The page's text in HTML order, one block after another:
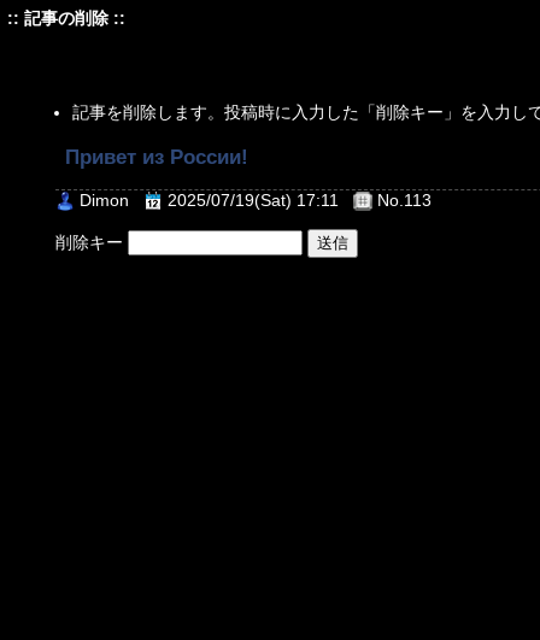
:: 記事の削除 ::
記事を削除します。投稿時に入力した「削除キー」を入力し
Привет из России!
Dimon 2025/07/19(Sat) 17:11 No.113
削除キー